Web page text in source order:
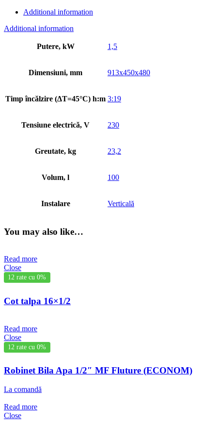
Additional information
Additional information
Putere, kW 1,5
Dimensiuni, mm 913x450x480
Timp încălzire (ΔT=45°C) h:m 3:19
Tensiune electrică, V 230
Greutate, kg 23,2
Volum, l 100
Instalare Verticală
You may also like…
Read more
Close
12 rate cu 0%
Cot talpa 16×1/2
Read more
Close
12 rate cu 0%
Robinet Bila Apa 1/2″ MF Fluture (ECONOM)
La comandă
Read more
Close